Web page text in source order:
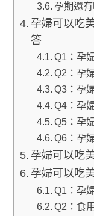
孕期還
孕婦可以吃
答
Q1：孕
Q2：孕
Q3：孕
Q4：孕
Q5：孕
Q6：孕
孕婦可以吃
孕婦可以吃
Q1：孕
Q2：食